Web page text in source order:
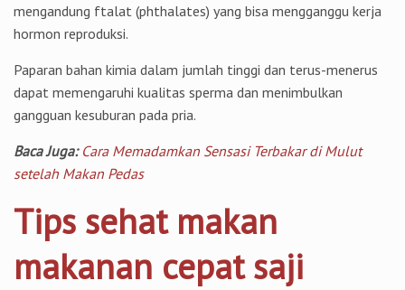
mengandung ftalat (phthalates) yang bisa mengganggu kerja
hormon reproduksi.
Paparan bahan kimia dalam jumlah tinggi dan terus-menerus
dapat memengaruhi kualitas sperma dan menimbulkan
gangguan kesuburan pada pria.
Baca Juga: Cara Memadamkan Sensasi Terbakar di Mulut
setelah Makan Pedas
Tips sehat makan
makanan cepat saji